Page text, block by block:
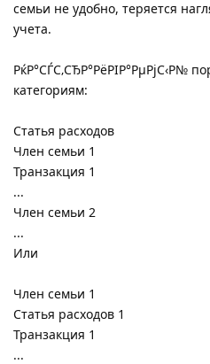
семьи не удобно, теряется
учета.
РќР°СЃС‚СЂР°РёРІР°РµРјС‹Р№
категориям:
Статья расходов
Член семьи 1
Транзакция 1
...
Член семьи 2
...
Или
Член семьи 1
Статья расходов 1
Транзакция 1
...